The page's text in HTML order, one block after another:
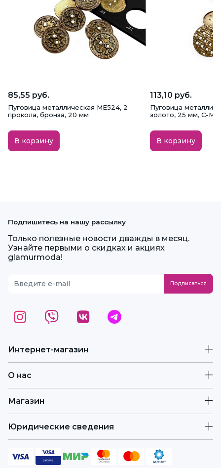
85,55 руб.
Пуговица металлическая ME524, 2
прокола, бронза, 20 мм
В корзину
113,10 руб.
Пуговица
золото, 25 мм, С-
В корзину
Интернет-магазин
О нас
Магазин
Юридические сведения
Подпишитесь на нашу рассылку
Только полезные новости дважды в месяц.
Узнайте первыми о скидках и акциях
glamurmoda!